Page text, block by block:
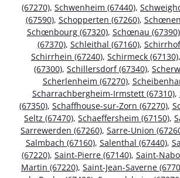
(67270), Schwenheim (67440),
(67590), Schopperten (67260),
Schœnbourg (67320), Schœnau (67390)
(67370), Schleithal (67160),
Schirrhein (67240), Schirmeck (67130),
(67300), Schillersdorf (67340),
Scherlenheim (67270),
Scharrachbergheim-Irmstett (67310),
(67350), Schaffhouse-sur-Zorn (67270),
Seltz (67470), Schaeffersheim (67150),
Sarrewerden (67260), Sarre-Union
Salmbach (67160), Salenthal (67440),
(67220), Saint-Pierre (67140), Saint-
Martin (67220), Saint-Jean-Saverne